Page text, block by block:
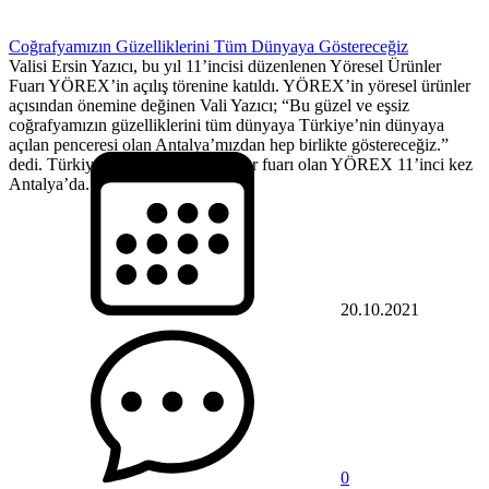
Coğrafyamızın Güzelliklerini Tüm Dünyaya Göstereceğiz
Valisi Ersin Yazıcı, bu yıl 11’incisi düzenlenen Yöresel Ürünler
Fuarı YÖREX’in açılış törenine katıldı. YÖREX’in yöresel ürünler
açısından önemine değinen Vali Yazıcı; “Bu güzel ve eşsiz
coğrafyamızın güzelliklerini tüm dünyaya Türkiye’nin dünyaya
açılan penceresi olan Antalya’mızdan hep birlikte göstereceğiz.”
dedi. Türkiye’nin ilk yöresel ürünler fuarı olan YÖREX 11’inci kez
Antalya’da...
20.10.2021
0